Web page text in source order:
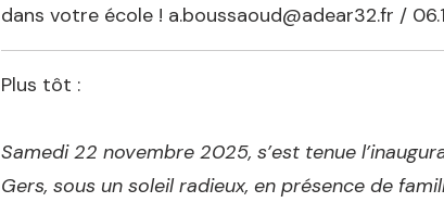
dans votre école ! a.boussaoud@adear32.fr /
Plus tôt :
Samedi 22 novembre 2025, s’est tenue
Gers, sous un soleil radieux, en présence de